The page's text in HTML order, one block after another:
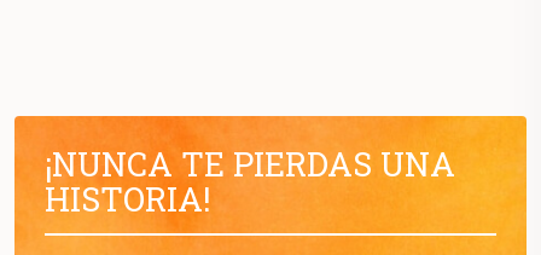
¡NUNCA TE PIERDAS UNA
HISTORIA!